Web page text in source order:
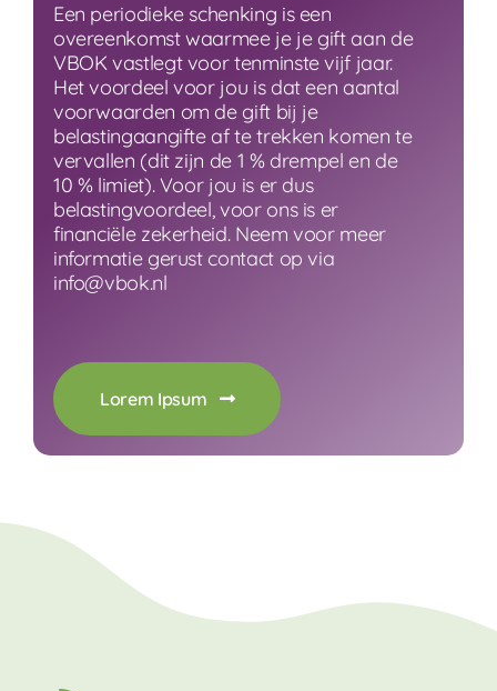
Een periodieke schenking is een
overeenkomst waarmee je je gift aan de
VBOK vastlegt voor tenminste vijf jaar.
Het voordeel voor jou is dat een aantal
voorwaarden om de gift bij je
belastingaangifte af te trekken komen te
vervallen (dit zijn de 1 % drempel en de
10 % limiet). Voor jou is er dus
belastingvoordeel, voor ons is er
financiële zekerheid. Neem voor meer
informatie gerust contact op via
info@vbok.nl
Lorem Ipsum